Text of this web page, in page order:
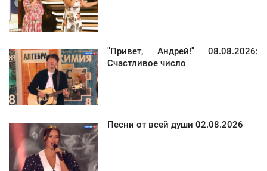
"Привет, Андрей!" 08.08.2026:
Счастливое число
Песни от всей души 02.08.2026